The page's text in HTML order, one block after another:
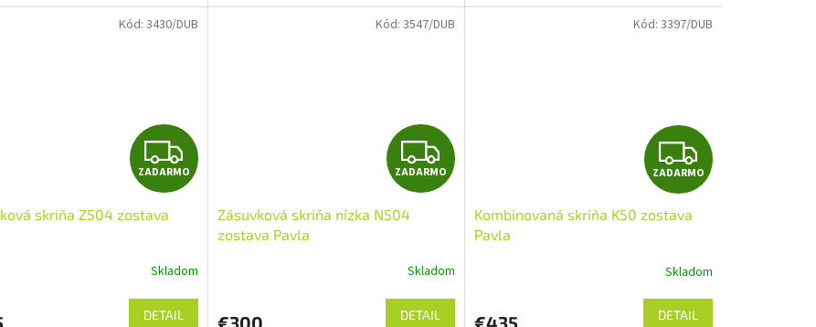
Z
A
A
R
ZADARMO
skriňa Z504 zostava
Skladom
DETAIL
Kód: 3430/DUB
Z
A
A
R
ZADARMO
Zásuvková skriňa nízka N504
zostava Pavla
Skladom
€300 DETAIL
Kód: 3547/DUB
Z
A
A
R
ZADARMO
Kombinovaná skriňa K50 zostava
Pavla
Skladom
DETAIL
Kód: 3397/DUB